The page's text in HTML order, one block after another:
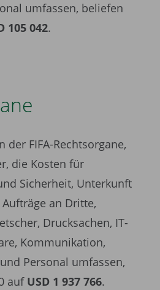
umfassen, beliefen
105 042.
der FIFA-Rechtsorgane,
die Kosten für
Sicherheit, Unterkunft
an Dritte,
Drucksachen, IT-
Kommunikation,
Personal umfassen,
auf USD 1 937 766.